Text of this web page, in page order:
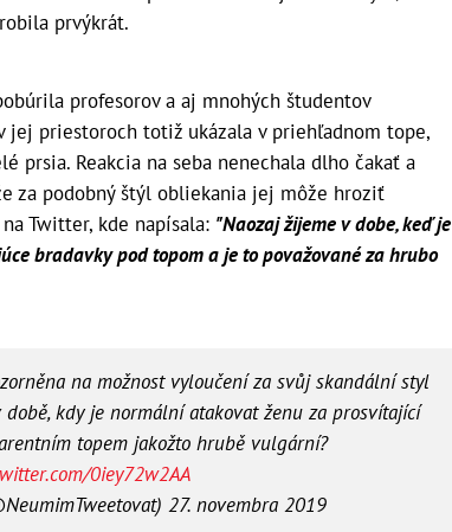
prvýkrát.
profesorov a aj mnohých študentov
jej priestoroch totiž ukázala v priehľadnom tope,
prsia. Reakcia na seba nenechala dlho čakať a
za podobný štýl obliekania jej môže hroziť
Twitter, kde napísala: "Naozaj žijeme v dobe, keď je
bradavky pod topom a je to považované za hrubo
na možnost vyloučení za svůj skandální styl
kdy je normální atakovat ženu za prosvítající
topem jakožto hrubě vulgární?
0iey72w2AA
27. novembra 2019